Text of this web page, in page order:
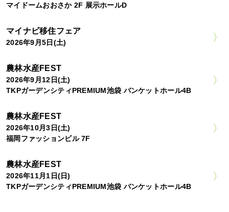
マイドームおおさか 2F 展示ホールD
マイナビ移住フェア
2026年9月5日(土)
農林水産FEST
2026年9月12日(土)
TKPガーデンシティPREMIUM池袋 バンケットホール4B
農林水産FEST
2026年10月3日(土)
福岡ファッションビル 7F
農林水産FEST
2026年11月1日(日)
TKPガーデンシティPREMIUM池袋 バンケットホール4B